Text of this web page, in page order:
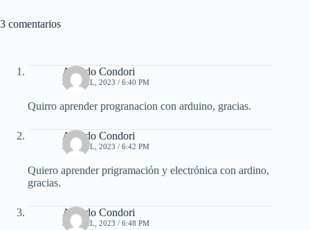
3 comentarios
Alfredo Condori
30 ABRIL, 2023 / 6:40 PM
Quirro aprender progranacion con arduino, gracias.
Alfredo Condori
30 ABRIL, 2023 / 6:42 PM
Quiero aprender prigramación y electrónica con ardino,
gracias.
Alfredo Condori
30 ABRIL, 2023 / 6:48 PM